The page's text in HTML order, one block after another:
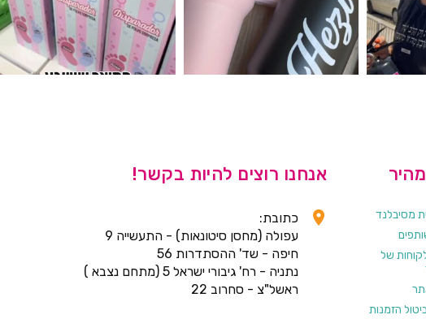
אנחנו רוצים להיות בקשר!
כתובת:
עפולה (מחסן סיטונאות) - התעשייה 9
חיפה - שד' ההסתדרות 56
נתניה - רח' גיבורי ישראל 5 (מתחם נצבא )
ראשל"צ - סחרוב 22
מהיר
מסיבלנד
של
הזמנות